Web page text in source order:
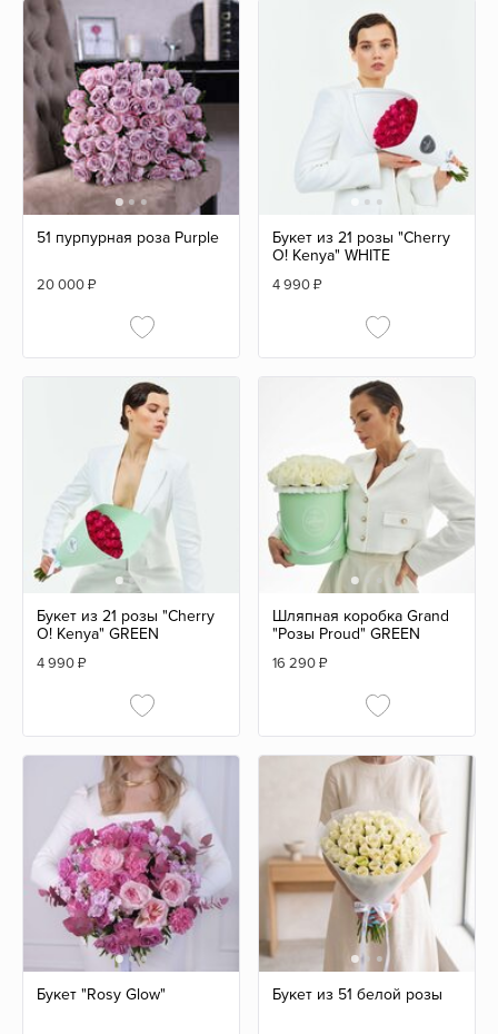
51 пурпурная роза Purple
20 000₽
Букет из 21 розы "Cherry
O! Kenya" WHITE
4 990₽
Букет из 21 розы "Cherry
O! Kenya" GREEN
4 990₽
Шляпная коробка Grand
"Розы Proud" GREEN
16 290₽
Букет "Rosy Glow" Букет из 51 белой розы